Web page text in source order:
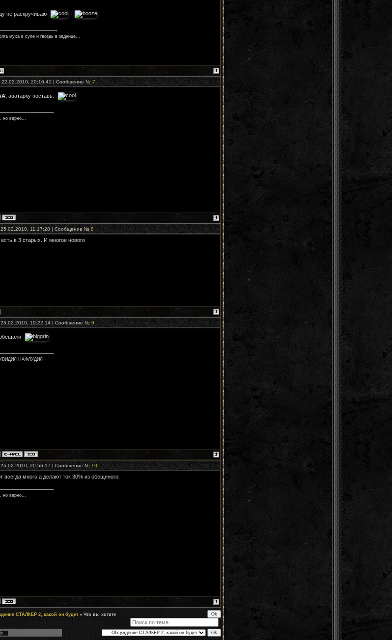
не раскручиваю
муха в супе и гвоздь в заднице...
22.02.2010, 20:16:41 | Сообщение № 7
, аватарку поставь.
но верно...
25.02.2010, 11:17:28 | Сообщение № 8
в 3 старых. И многое нового
25.02.2010, 19:22:14 | Сообщение № 9
НАФЛУДИЛ
25.02.2010, 20:56:17 | Сообщение № 10
много,а делают ток 30% из обещяного.
но верно...
СТАЛКЕР 2, какой он будет » Что вы хотите
»